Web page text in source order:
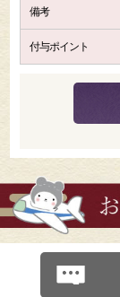
備考
付与ポイント